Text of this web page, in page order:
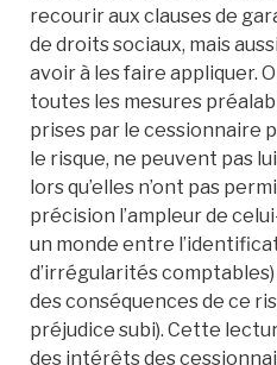
recourir aux clauses de
de droits sociaux, mais
avoir à les faire appliquer.
toutes les mesures
prises par le cessionnaire
le risque, ne peuvent pas
lors qu’elles n’ont pas
précision l’ampleur de
un monde entre
d’irrégularités
des conséquences de ce
préjudice subi). Cette
des intérêts des